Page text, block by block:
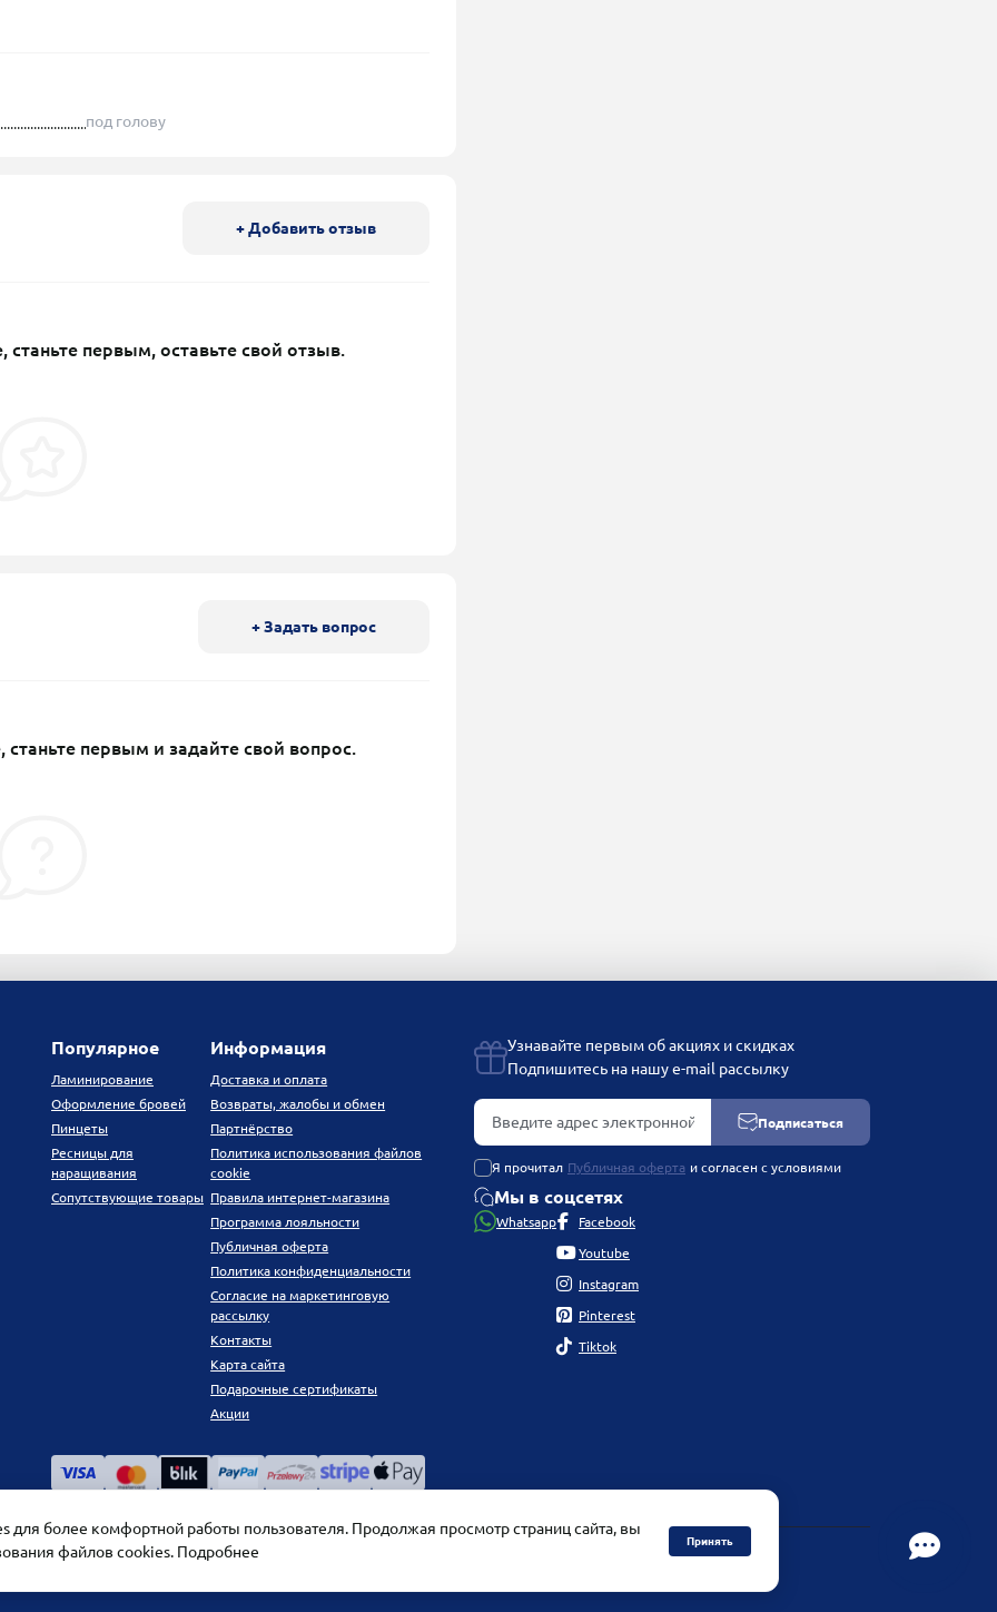
под голову
+ Добавить отзыв
первым, оставьте свой отзыв.
+ Задать вопрос
первым и задайте свой вопрос.
Популярное
Ламинирование
Оформление бровей
Пинцеты
Ресницы для
наращивания
Сопутствующие товары
Информация
Доставка и оплата
Возвраты, жалобы и обмен
Партнёрство
Политика использования файлов
cookie
Правила интернет-магазина
Программа лояльности
Публичная оферта
Политика конфиденциальности
Согласие на маркетинговую
рассылку
Контакты
Карта сайта
Подарочные сертификаты
Акции
Мы в соцсетях
Whatsapp Facebook
Youtube
Instagram
Pinterest
Tiktok
Узнавайте первым об акциях и скидках
Подпишитесь на нашу e-mail рассылку
Подписаться
Я прочитал Публичная оферта и согласен с условиями
для более комфортной работы пользователя. Продолжая просмотр страниц сайта, вы
файлов cookies. Подробнее
Принять